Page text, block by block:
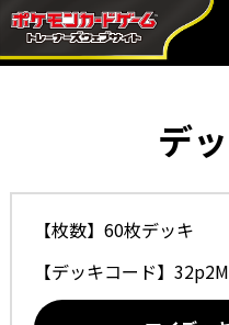
デ
【枚数】60枚デッキ
【デッキコード】